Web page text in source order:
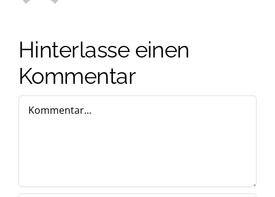
Hinterlasse einen
Kommentar
Kommentar